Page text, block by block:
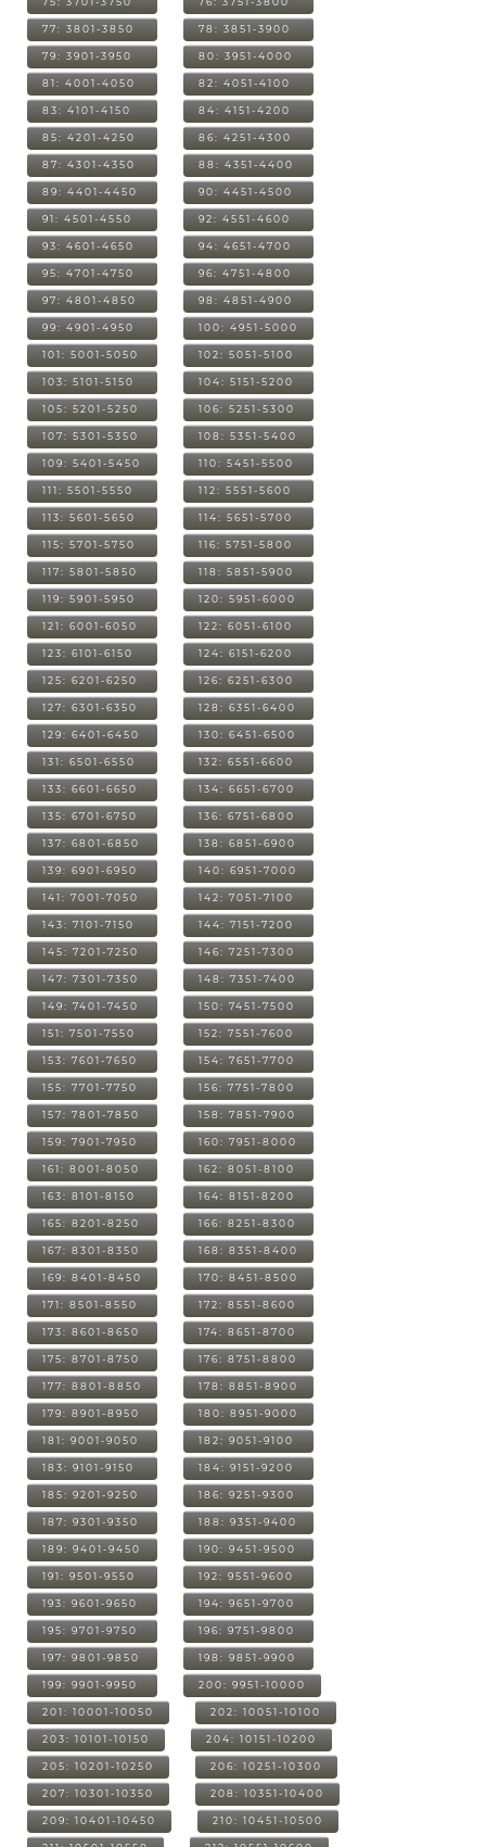
77: 3801-3850 78: 3851-3900
79: 3901-3950 80: 3951-4000
81: 4001-4050 82: 4051-4100
83: 4101-4150 84: 4151-4200
85: 4201-4250 86: 4251-4300
87: 4301-4350 88: 4351-4400
89: 4401-4450 90: 4451-4500
91: 4501-4550 92: 4551-4600
93: 4601-4650 94: 4651-4700
95: 4701-4750 96: 4751-4800
97: 4801-4850 98: 4851-4900
99: 4901-4950 100: 4951-5000
101: 5001-5050 102: 5051-5100
103: 5101-5150 104: 5151-5200
105: 5201-5250 106: 5251-5300
107: 5301-5350 108: 5351-5400
109: 5401-5450 110: 5451-5500
111: 5501-5550 112: 5551-5600
113: 5601-5650 114: 5651-5700
115: 5701-5750 116: 5751-5800
117: 5801-5850 118: 5851-5900
119: 5901-5950 120: 5951-6000
121: 6001-6050 122: 6051-6100
123: 6101-6150 124: 6151-6200
125: 6201-6250 126: 6251-6300
127: 6301-6350 128: 6351-6400
129: 6401-6450 130: 6451-6500
131: 6501-6550 132: 6551-6600
133: 6601-6650 134: 6651-6700
135: 6701-6750 136: 6751-6800
137: 6801-6850 138: 6851-6900
139: 6901-6950 140: 6951-7000
141: 7001-7050 142: 7051-7100
143: 7101-7150 144: 7151-7200
145: 7201-7250 146: 7251-7300
147: 7301-7350 148: 7351-7400
149: 7401-7450 150: 7451-7500
151: 7501-7550 152: 7551-7600
153: 7601-7650 154: 7651-7700
155: 7701-7750 156: 7751-7800
157: 7801-7850 158: 7851-7900
159: 7901-7950 160: 7951-8000
161: 8001-8050 162: 8051-8100
163: 8101-8150 164: 8151-8200
165: 8201-8250 166: 8251-8300
167: 8301-8350 168: 8351-8400
169: 8401-8450 170: 8451-8500
171: 8501-8550 172: 8551-8600
173: 8601-8650 174: 8651-8700
175: 8701-8750 176: 8751-8800
177: 8801-8850 178: 8851-8900
179: 8901-8950 180: 8951-9000
181: 9001-9050 182: 9051-9100
183: 9101-9150 184: 9151-9200
185: 9201-9250 186: 9251-9300
187: 9301-9350 188: 9351-9400
189: 9401-9450 190: 9451-9500
191: 9501-9550 192: 9551-9600
193: 9601-9650 194: 9651-9700
195: 9701-9750 196: 9751-9800
197: 9801-9850 198: 9851-9900
199: 9901-9950 200: 9951-10000
201: 10001-10050 202: 10051-10100
203: 10101-10150 204: 10151-10200
205: 10201-10250 206: 10251-10300
207: 10301-10350 208: 10351-10400
209: 10401-10450 210: 10451-10500